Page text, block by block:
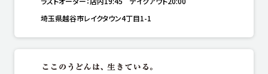
埼玉県越谷市レイクタウン4丁目1-1